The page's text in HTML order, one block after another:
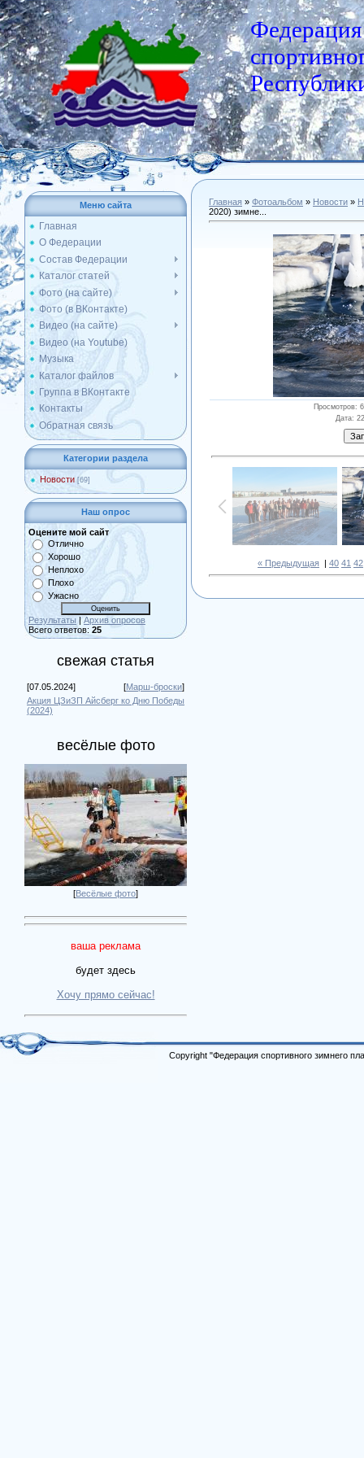
Федерация
Меню сайта
Главная
О Федерации
Состав Федерации
Каталог статей
Фото (на сайте)
Фото (в ВКонтакте)
Видео (на сайте)
Видео (на Youtube)
Музыка
Каталог файлов
Группа в ВКонтакте
Контакты
Обратная связь
Категории раздела
Новости [69]
Наш опрос
Оцените мой сайт
Отлично
Хорошо
Неплохо
Плохо
Ужасно
Результаты | Архив опросов
Всего ответов: 25
свежая статья
[07.05.2024] [Марш-броски]
Акция ЦЗиЗП Айсберг ко Дню Победы
(2024)
весёлые фото
[Весёлые фото]
ваша реклама
будет здесь
Хочу прямо сейчас!
Главная » Фотоальбом » Новости »
2020) зимне...
Просмотров:
Дата:
« Предыдущая | 40 41 42
Copyright "Федерация спортивного зимнего